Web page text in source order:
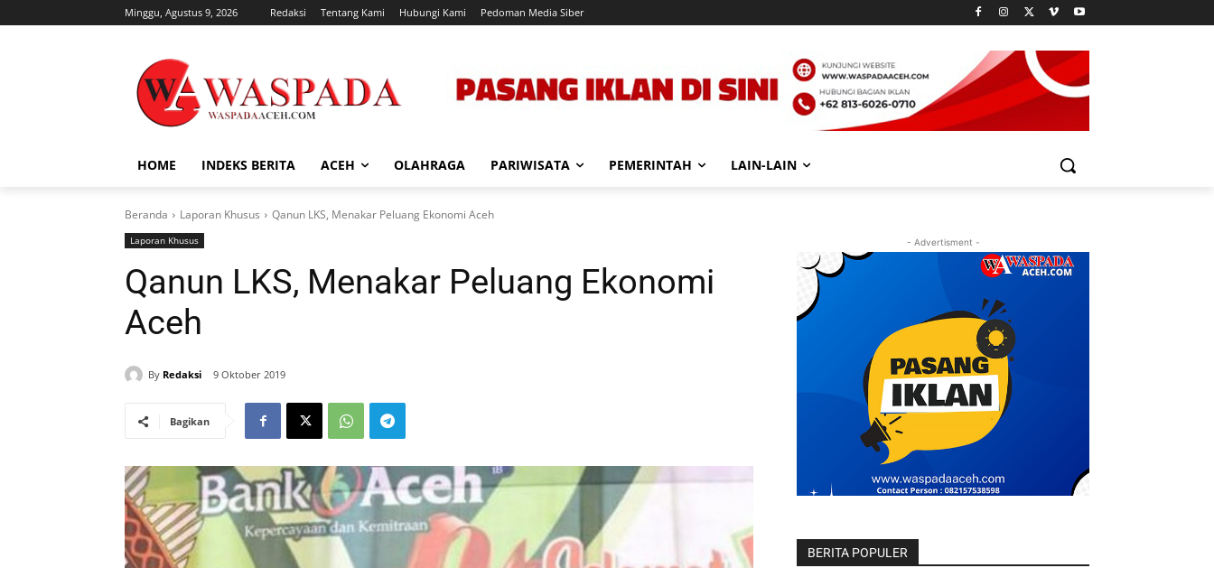
Minggu, Agustus 9, 2026 Redaksi Tentang Kami Hubungi Kami Pedoman Media Siber
HOME INDEKS BERITA ACEH OLAHRAGA PARIWISATA PEMERINTAH LAIN-LAIN
Beranda Laporan Khusus Qanun LKS, Menakar Peluang Ekonomi Aceh
Laporan Khusus
Qanun LKS, Menakar Peluang Ekonomi
Aceh
By Redaksi 9 Oktober 2019
Bagikan
- Advertisment -
BERITA POPULER